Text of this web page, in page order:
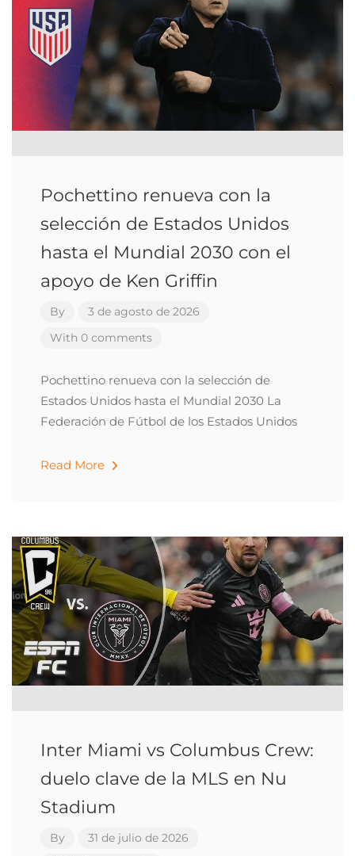
Pochettino renueva con la
selección de Estados Unidos
hasta el Mundial 2030 con el
apoyo de Ken Griffin
By
3 de agosto de 2026
With 0 comments
Pochettino renueva con la selección de
Estados Unidos hasta el Mundial 2030 La
Federación de Fútbol de los Estados Unidos
Read More
Inter Miami vs Columbus Crew:
duelo clave de la MLS en Nu
Stadium
By
31 de julio de 2026